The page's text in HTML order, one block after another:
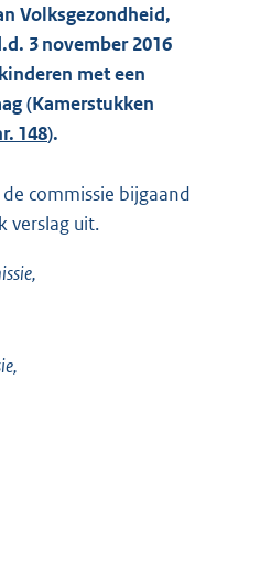
Volksgezondheid,
3 november 2016
met een
(Kamerstukken
148).
commissie bijgaand
verslag uit.